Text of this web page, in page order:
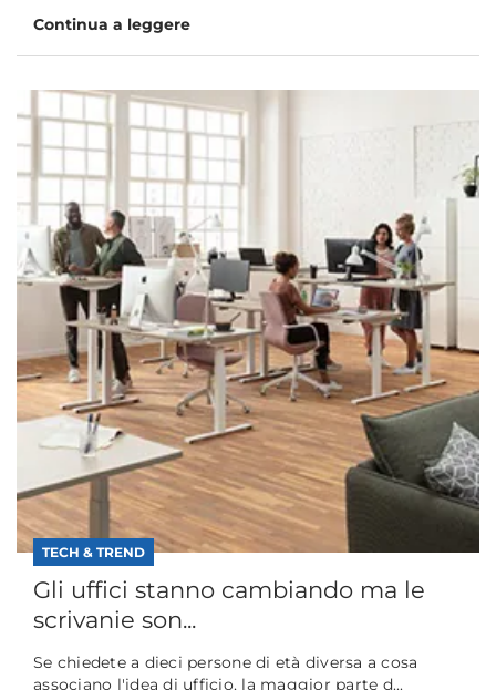
Continua a leggere
TECH & TREND
Gli uffici stanno cambiando ma le
scrivanie son...
Se chiedete a dieci persone di età diversa a cosa
associano l'idea di ufficio, la maggior parte d...